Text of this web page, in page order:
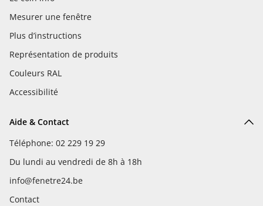
Mesurer une fenêtre
Plus d’instructions
Représentation de produits
Couleurs RAL
Accessibilité
Aide & Contact
Téléphone: 02 229 19 29
Du lundi au vendredi de 8h à 18h
info@fenetre24.be
Contact